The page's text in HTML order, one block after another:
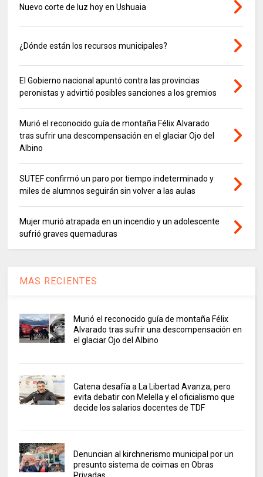
Nuevo corte de luz hoy en Ushuaia
¿Dónde están los recursos municipales?
El Gobierno nacional apuntó contra las provincias
peronistas y advirtió posibles sanciones a los gremios
Murió el reconocido guía de montaña Félix Alvarado
tras sufrir una descompensación en el glaciar Ojo del
Albino
SUTEF confirmó un paro por tiempo indeterminado y
miles de alumnos seguirán sin volver a las aulas
Mujer murió atrapada en un incendio y un adolescente
sufrió graves quemaduras
MAS RECIENTES
Murió el reconocido guía de montaña Félix
Alvarado tras sufrir una descompensación en
el glaciar Ojo del Albino
Catena desafía a La Libertad Avanza, pero
evita debatir con Melella y el oficialismo que
decide los salarios docentes de TDF
Denuncian al kirchnerismo municipal por un
presunto sistema de coimas en Obras
Privadas